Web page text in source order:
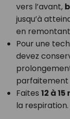
vers l’avant,
jusqu’à
en
Pour une
devez
parfaitement
Faites 12 à
la respiration.